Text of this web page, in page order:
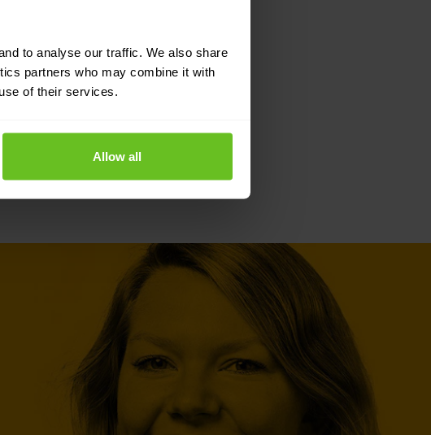
to analyse our traffic. We also share
partners who may combine it with
of their services.
Allow all